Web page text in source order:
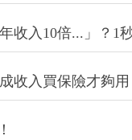
收入10倍...」？1
收入買保險才夠用